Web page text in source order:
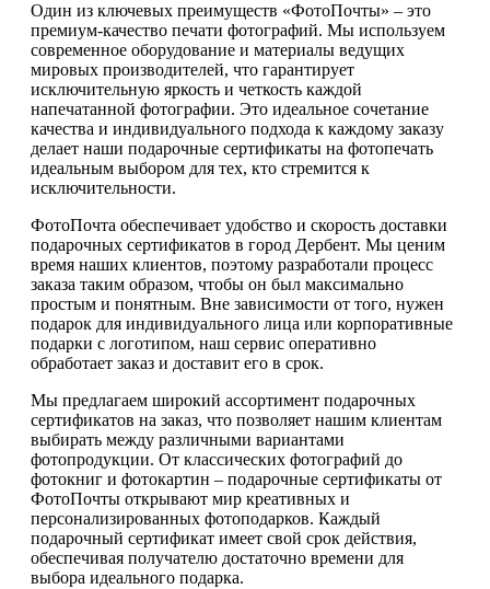
Один из ключевых преимуществ «ФотоПочты» – это
премиум-качество печати фотографий. Мы используем
современное оборудование и материалы ведущих
мировых производителей, что гарантирует
исключительную яркость и четкость каждой
напечатанной фотографии. Это идеальное сочетание
качества и индивидуального подхода к каждому заказу
делает наши подарочные сертификаты на фотопечать
идеальным выбором для тех, кто стремится к
исключительности.
ФотоПочта обеспечивает удобство и скорость доставки
подарочных сертификатов в город Дербент. Мы ценим
время наших клиентов, поэтому разработали процесс
заказа таким образом, чтобы он был максимально
простым и понятным. Вне зависимости от того, нужен
подарок для индивидуального лица или корпоративные
подарки с логотипом, наш сервис оперативно
обработает заказ и доставит его в срок.
Мы предлагаем широкий ассортимент подарочных
сертификатов на заказ, что позволяет нашим клиентам
выбирать между различными вариантами
фотопродукции. От классических фотографий до
фотокниг и фотокартин – подарочные сертификаты от
ФотоПочты открывают мир креативных и
персонализированных фотоподарков. Каждый
подарочный сертификат имеет свой срок действия,
обеспечивая получателю достаточно времени для
выбора идеального подарка.